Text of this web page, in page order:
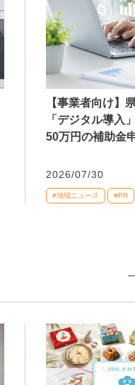
【事業者向け】
「デジタル導入
50万円の補助金
2026/07/30
#地域ニュース #PR